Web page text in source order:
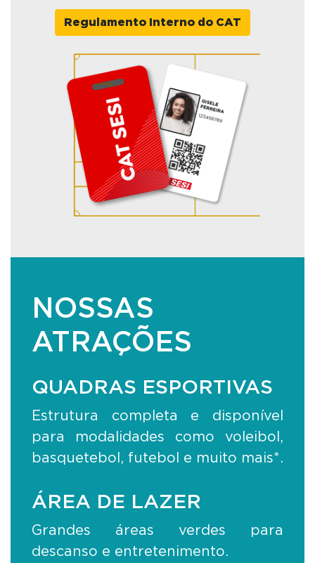
Regulamento Interno do CAT
NOSSAS
ATRAÇÕES
QUADRAS ESPORTIVAS
Estrutura completa e disponível
para modalidades como voleibol,
basquetebol, futebol e muito mais*.
ÁREA DE LAZER
Grandes áreas verdes para
descanso e entretenimento.